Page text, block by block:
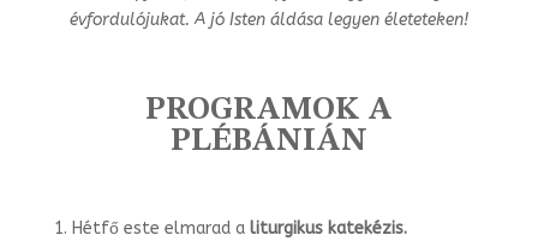
évfordulójukat. A jó Isten áldása legyen életeteken!
PROGRAMOK A
PLÉBÁNIÁN
Hétfő este elmarad a liturgikus katekézis.